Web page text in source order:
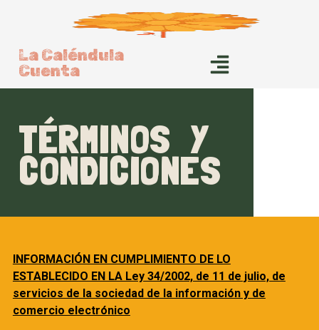
La Caléndula
Cuenta
TÉRMINOS Y
CONDICIONES
INFORMACIÓN EN CUMPLIMIENTO DE LO
ESTABLECIDO EN LA Ley 34/2002, de 11 de julio, de
servicios de la sociedad de la información y de
comercio electrónico